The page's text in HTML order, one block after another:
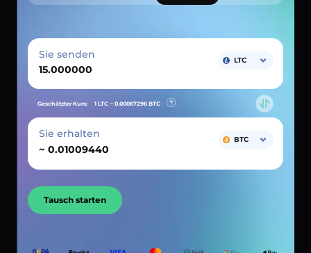
Sie senden LTC
Geschätzter Kurs: 1 LTC ~ 0.00067296 BTC
Sie erhalten
~
BTC
Tausch starten